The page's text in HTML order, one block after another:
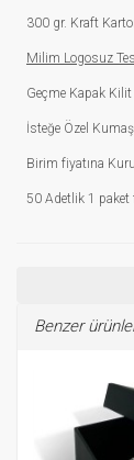
300 gr. Kraft
Milim Logosuz
Geçme Kapak
İsteğe Özel
Birim fiyatına
50 Adetlik 1 paket
Benzer